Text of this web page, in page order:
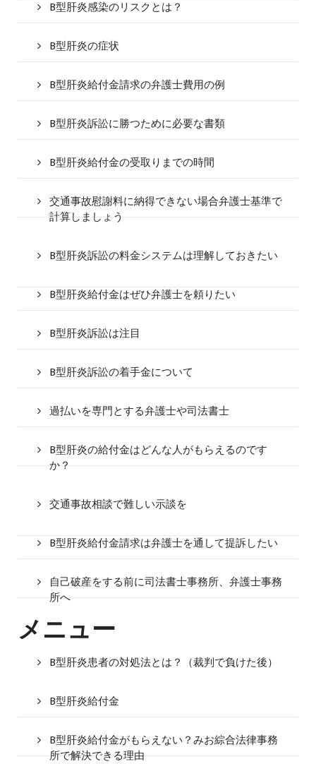
B型肝炎感染のリスクとは？
B型肝炎の症状
B型肝炎給付金請求の弁護士費用の例
B型肝炎訴訟に勝つために必要な書類
B型肝炎給付金の受取りまでの時間
交通事故慰謝料に納得できない場合弁護士基準で
計算しましょう
B型肝炎訴訟の料金システムは理解しておきたい
B型肝炎給付金はぜひ弁護士を頼りたい
B型肝炎訴訟は注目
B型肝炎訴訟の着手金について
過払いを専門とする弁護士や司法書士
B型肝炎の給付金はどんな人がもらえるのです
か？
交通事故相談で難しい示談を
B型肝炎給付金請求は弁護士を通して提訴したい
自己破産をする前に司法書士事務所、弁護士事務
所へ
メニュー
B型肝炎患者の対処法とは？（裁判で負けた後）
B型肝炎給付金
B型肝炎給付金がもらえない？みお綜合法律事務
所で解決できる理由